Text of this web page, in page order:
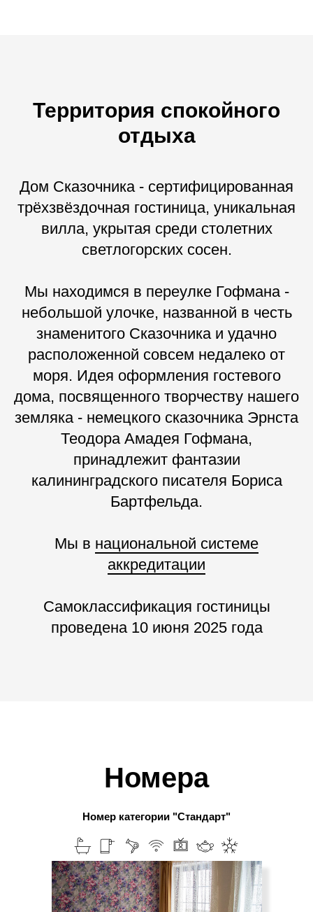
Территория спокойного
отдыха
Дом Сказочника - сертифицированная
трёхзвёздочная гостиница, уникальная
вилла, укрытая среди столетних
светлогорских сосен.
Мы находимся в переулке Гофмана -
небольшой улочке, названной в честь
знаменитого Сказочника и удачно
расположенной совсем недалеко от
моря. Идея оформления гостевого
дома, посвященного творчеству нашего
земляка - немецкого сказочника Эрнста
Теодора Амадея Гофмана,
принадлежит фантазии
калининградского писателя Бориса
Бартфельда.
Мы в национальной системе
аккредитации
Самоклассификация гостиницы
проведена 10 июня 2025 года
Номера
Номер категории "Стандарт"